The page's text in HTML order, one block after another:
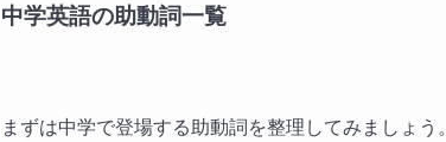
中学英語の助動詞一覧
まずは中学で登場する助動詞を整理してみましょう。